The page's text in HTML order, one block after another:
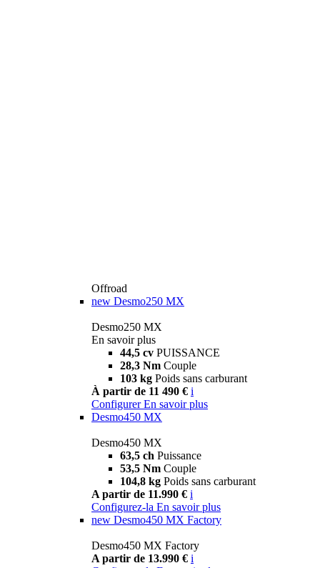
Offroad
new Desmo250 MX
Desmo250 MX
En savoir plus
44,5 cv PUISSANCE
28,3 Nm Couple
103 kg Poids sans carburant
À partir de 11 490 € i
Configurer En savoir plus
Desmo450 MX
Desmo450 MX
63,5 ch Puissance
53,5 Nm Couple
104,8 kg Poids sans carburant
A partir de 11.990 € i
Configurez-la En savoir plus
new Desmo450 MX Factory
Desmo450 MX Factory
A partir de 13.990 € i